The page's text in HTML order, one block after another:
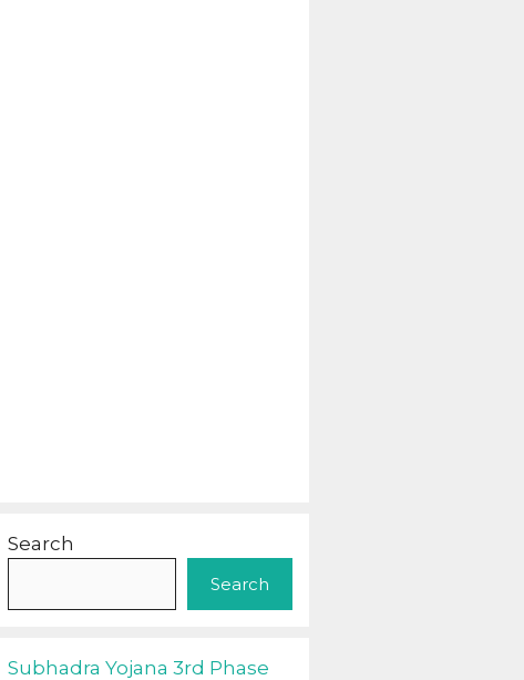
Search
Search
Subhadra Yojana 3rd Phase